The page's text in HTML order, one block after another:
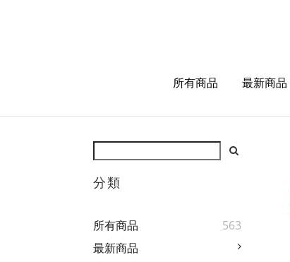
所有商品 最新商品
分類
所有商品
563
最新商品